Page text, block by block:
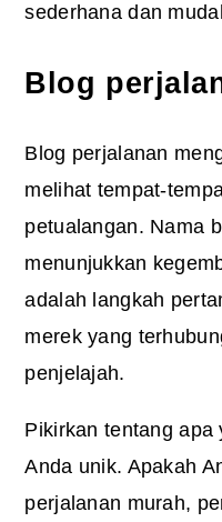
sederhana dan
Blog
Blog perjalanan
melihat tempat-
petualangan. Nama
menunjukkan
adalah langkah
merek yang
penjelajah.
Pikirkan tentang apa
Anda unik. Apakah
perjalanan murah,